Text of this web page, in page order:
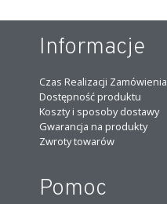
Informacje
Czas Realizacji Zamówienia
Dostępność produktu
Koszty i sposoby dostawy
Gwarancja na produkty
Zwroty towarów
Pomoc